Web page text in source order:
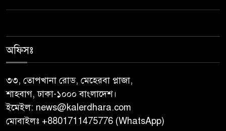
নেছারাবাদের বলদিয়ায় বিয়ের
অনশন : থানায় অভিযোগ
‎গৌরনদীতে যথাযোগ্য মর্যাদায়
পালিত হলো ‘০৫ আগস্ট জুলাই
গণঅভ্যুত্থান দিবস ২০২৬’ ‎
বাবুগঞ্জে বাংলাদেশ প্রাথমিক শিক্ষক
অফিসঃ
৩৩, তোপখানা রোড, মেহেরবা প্লাজা,
শাহবাগ, ঢাকা-১০০০ বাংলাদেশ।
ইমেইল: news@kalerdhara.com
মোবাইলঃ +8801711475776 (WhatsApp)